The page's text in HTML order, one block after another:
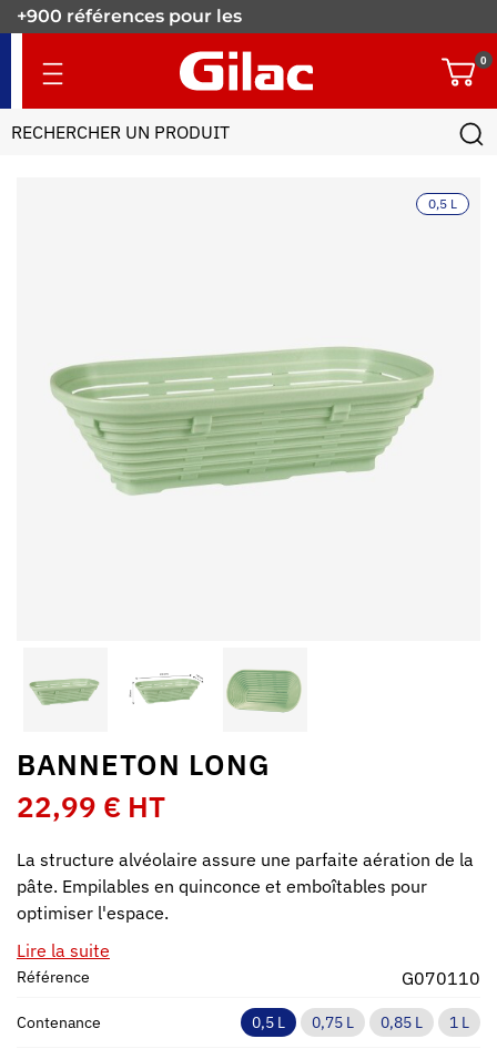
0,5 L
BANNETON LONG
22,99 € HT
La structure alvéolaire assure une parfaite aération de la
pâte. Empilables en quinconce et emboîtables pour
optimiser l'espace.
Lire la suite
Référence G070110
Contenance 0,5 L 0,75 L 0,85 L 1 L
+900 références pour les
0